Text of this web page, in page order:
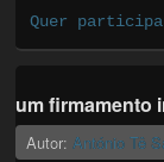
Quer
um firmamento
Autor:António Tê